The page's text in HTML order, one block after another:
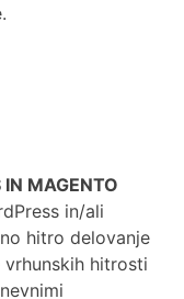
MAGENTO
in/ali
hitro delovanje
vrhunskih hitrosti